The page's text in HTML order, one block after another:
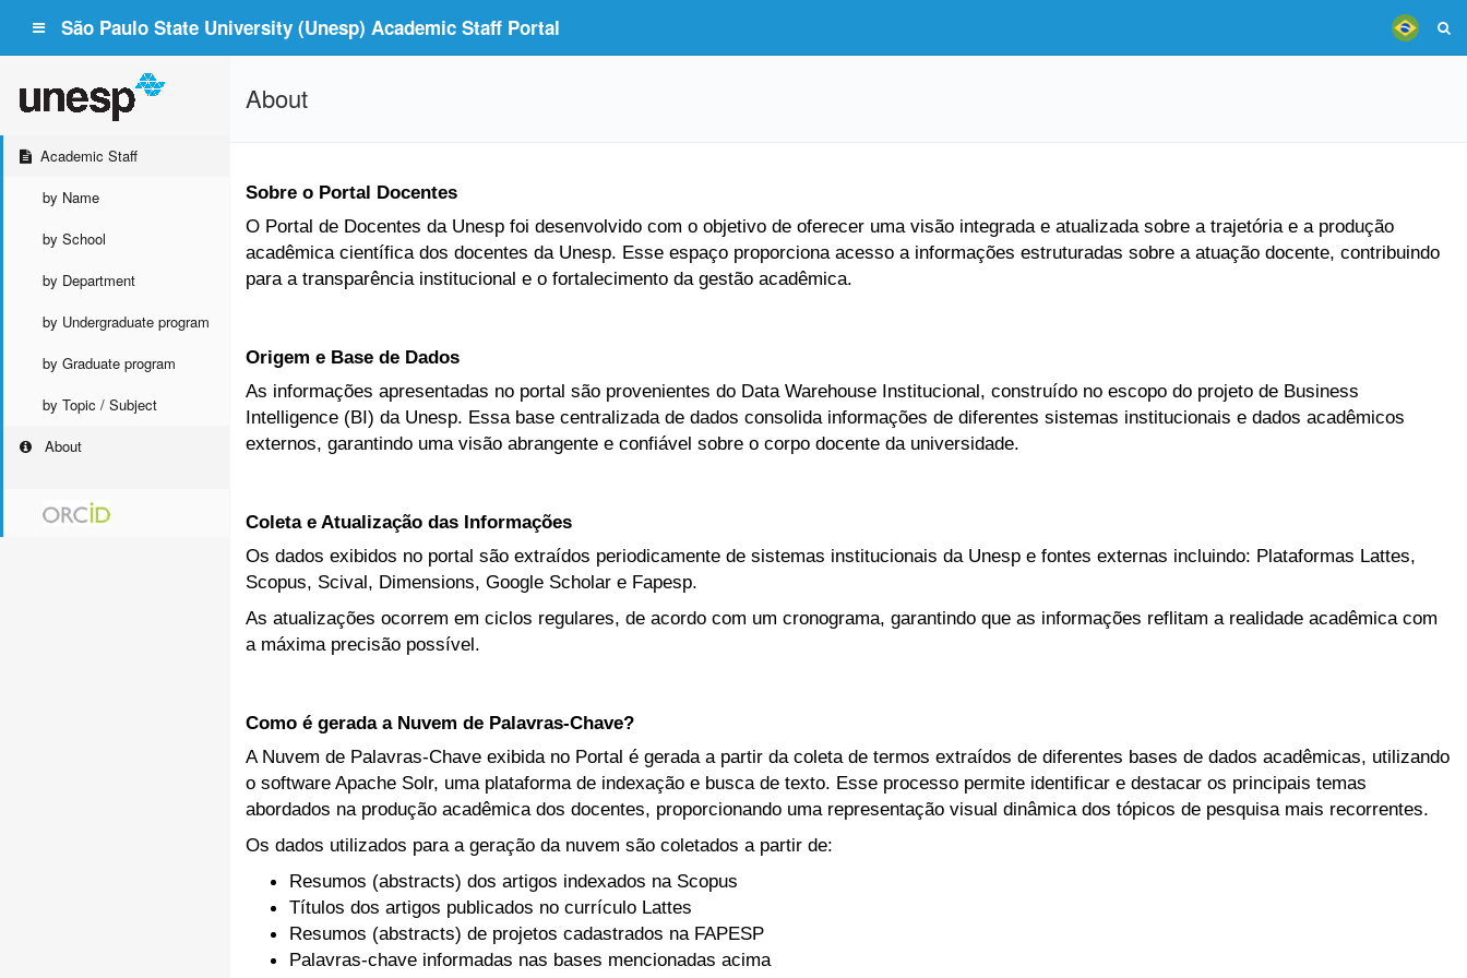
São Paulo State University (Unesp) Academic Staff Portal
Academic Staff
by Name
by School
by Department
by Undergraduate program
by Graduate program
by Topic / Subject
About
About
Sobre o Portal Docentes
O Portal de Docentes da Unesp foi desenvolvido com o objetivo de oferecer uma visão integrada e atualizada sobre a trajetória e a produção
acadêmica científica dos docentes da Unesp. Esse espaço proporciona acesso a informações estruturadas sobre a atuação docente, contribuindo
para a transparência institucional e o fortalecimento da gestão acadêmica.
Origem e Base de Dados
As informações apresentadas no portal são provenientes do Data Warehouse Institucional, construído no escopo do projeto de Business
Intelligence (BI) da Unesp. Essa base centralizada de dados consolida informações de diferentes sistemas institucionais e dados acadêmicos
externos, garantindo uma visão abrangente e confiável sobre o corpo docente da universidade.
Coleta e Atualização das Informações
Os dados exibidos no portal são extraídos periodicamente de sistemas institucionais da Unesp e fontes externas incluindo: Plataformas Lattes,
Scopus, Scival, Dimensions, Google Scholar e Fapesp.
As atualizações ocorrem em ciclos regulares, de acordo com um cronograma, garantindo que as informações reflitam a realidade acadêmica com
a máxima precisão possível.
Como é gerada a Nuvem de Palavras-Chave?
A Nuvem de Palavras-Chave exibida no Portal é gerada a partir da coleta de termos extraídos de diferentes bases de dados acadêmicas, utilizando
o software Apache Solr, uma plataforma de indexação e busca de texto. Esse processo permite identificar e destacar os principais temas
abordados na produção acadêmica dos docentes, proporcionando uma representação visual dinâmica dos tópicos de pesquisa mais recorrentes.
Os dados utilizados para a geração da nuvem são coletados a partir de:
Resumos (abstracts) dos artigos indexados na Scopus
Títulos dos artigos publicados no currículo Lattes
Resumos (abstracts) de projetos cadastrados na FAPESP
Palavras-chave informadas nas bases mencionadas acima